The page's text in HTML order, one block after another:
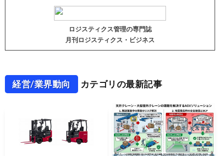
ロジスティクス管理の専門誌
月刊ロジスティクス・ビジネス
経営/業界動向 カテゴリの最新記事